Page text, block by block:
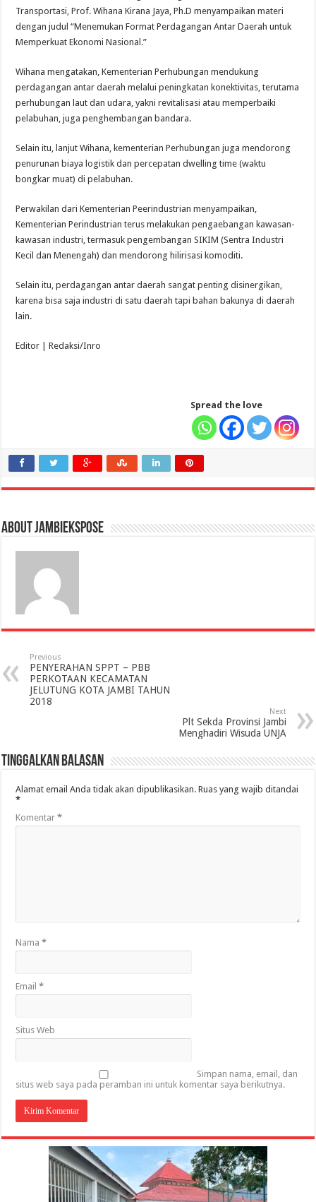
Transportasi, Prof. Wihana Kirana Jaya, Ph.D menyampaikan materi
dengan judul “Menemukan Format Perdagangan Antar Daerah untuk
Memperkuat Ekonomi Nasional.”
Wihana mengatakan, Kementerian Perhubungan mendukung
perdagangan antar daerah melalui peningkatan konektivitas, terutama
perhubungan laut dan udara, yakni revitalisasi atau memperbaiki
pelabuhan, juga penghembangan bandara.
Selain itu, lanjut Wihana, kementerian Perhubungan juga mendorong
penurunan biaya logistik dan percepatan dwelling time (waktu
bongkar muat) di pelabuhan.
Perwakilan dari Kementerian Peerindustrian menyampaikan,
Kementerian Perindustrian terus melakukan pengaebangan kawasan-
kawasan industri, termasuk pengembangan SIKIM (Sentra Industri
Kecil dan Menengah) dan mendorong hilirisasi komoditi.
Selain itu, perdagangan antar daerah sangat penting disinergikan,
karena bisa saja industri di satu daerah tapi bahan bakunya di daerah
lain.
Editor | Redaksi/Inro
Spread the love
About jambiekspose
Previous
PENYERAHAN SPPT – PBB
PERKOTAAN KECAMATAN
JELUTUNG KOTA JAMBI TAHUN
2018
Next
Plt Sekda Provinsi Jambi
Menghadiri Wisuda UNJA
Tinggalkan Balasan
Alamat email Anda tidak akan dipublikasikan. Ruas yang wajib ditandai
*
Komentar*
Nama*
Email*
Situs Web
Simpan nama, email, dan
situs web saya pada peramban ini untuk komentar saya berikutnya.